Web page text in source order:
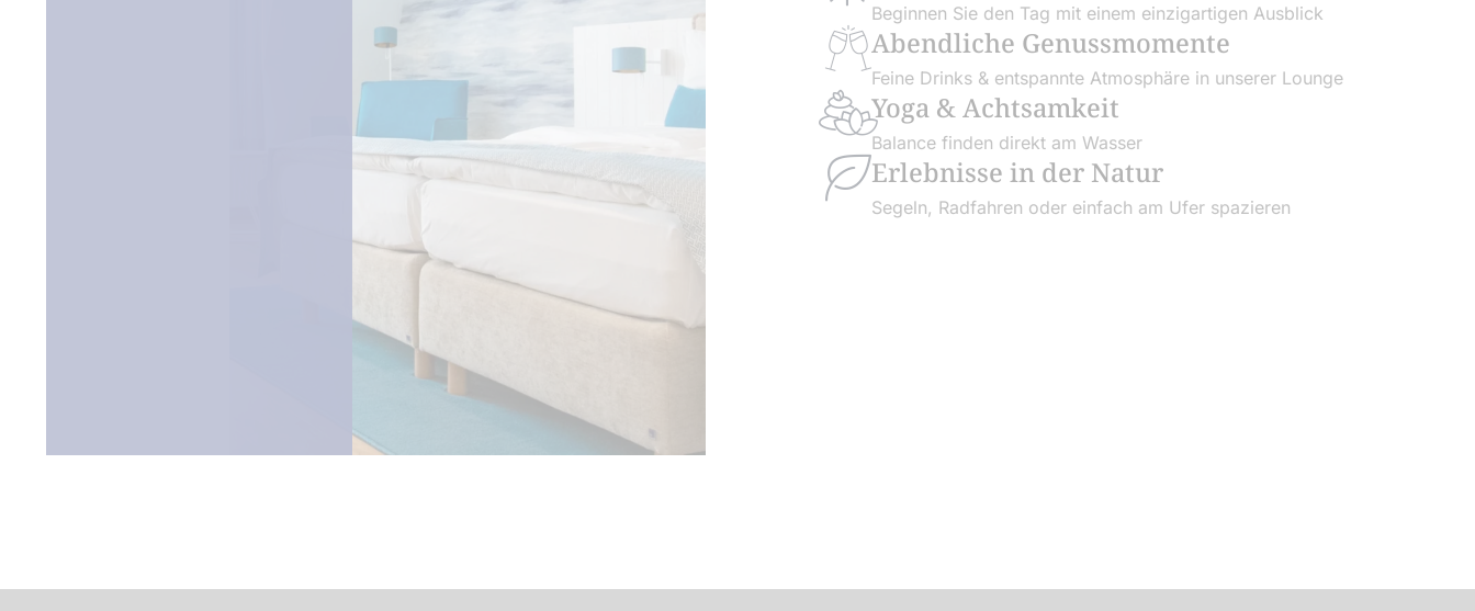
Beginnen Sie den Tag mit einem einzigartigen Ausblick
Abendliche Genussmomente
Feine Drinks & entspannte Atmosphäre in unserer Lounge
Yoga & Achtsamkeit
Balance finden direkt am Wasser
Erlebnisse in der Natur
Segeln, Radfahren oder einfach am Ufer spazieren